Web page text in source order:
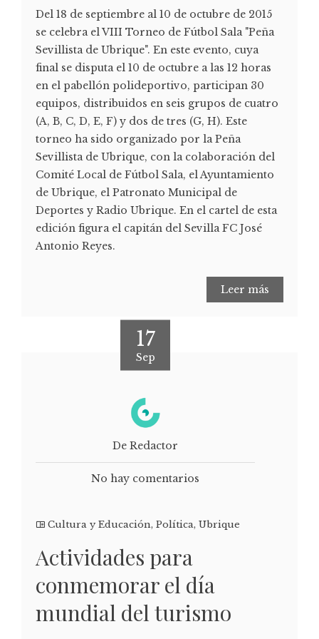
Del 18 de septiembre al 10 de octubre de 2015
se celebra el VIII Torneo de Fútbol Sala "Peña
Sevillista de Ubrique". En este evento, cuya
final se disputa el 10 de octubre a las 12 horas
en el pabellón polideportivo, participan 30
equipos, distribuidos en seis grupos de cuatro
(A, B, C, D, E, F) y dos de tres (G, H). Este
torneo ha sido organizado por la Peña
Sevillista de Ubrique, con la colaboración del
Comité Local de Fútbol Sala, el Ayuntamiento
de Ubrique, el Patronato Municipal de
Deportes y Radio Ubrique. En el cartel de esta
edición figura el capitán del Sevilla FC José
Antonio Reyes.
Leer más
17
Sep
De Redactor
No hay comentarios
Cultura y Educación, Política, Ubrique
Actividades para
conmemorar el día
mundial del turismo